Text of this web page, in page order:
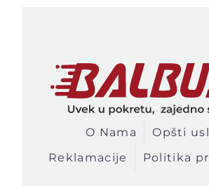
O Nama
Opšti
Reklamacije
Politika